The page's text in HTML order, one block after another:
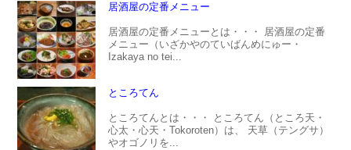
居酒屋の定番メニュー
居酒屋の定番メニューとは・・・ 居酒屋の定番
メニュー（いざかやのていばんめにゅー・
Izakaya no tei...
ところてん
ところてんとは・・・ ところてん（ところ天・
心太・心天・Tokoroten）は、 天草（テングサ）
やオゴノリを...